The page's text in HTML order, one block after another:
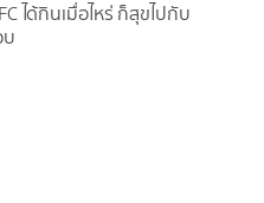
ได้กินเมื่อไหร่ ก็สุขไปกับ